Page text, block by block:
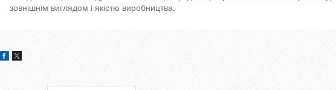
зовнішнім виглядом і якістю виробництва.